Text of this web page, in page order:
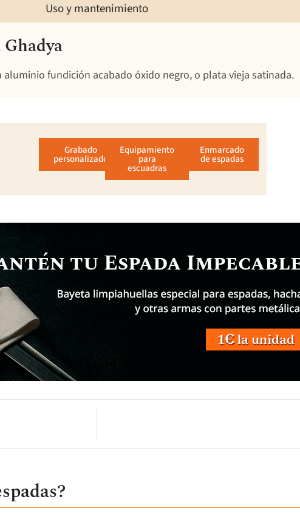
Uso y mantenimiento
fundición acabado óxido negro, o plata vieja satinada.
Grabado
personalizado
Equipamiento
para
escuadras
Enmarcado
de espadas